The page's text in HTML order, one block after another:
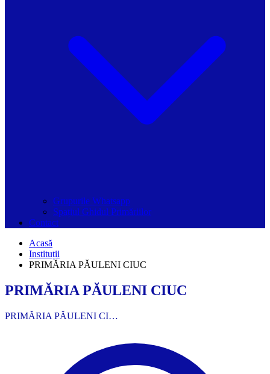
Grupurile Whatsapp
Spațiul Ghidul Primăriilor
Contact
Acasă
Instituții
PRIMĂRIA PĂULENI CIUC
PRIMĂRIA PĂULENI CIUC
PRIMĂRIA PĂULENI CI…